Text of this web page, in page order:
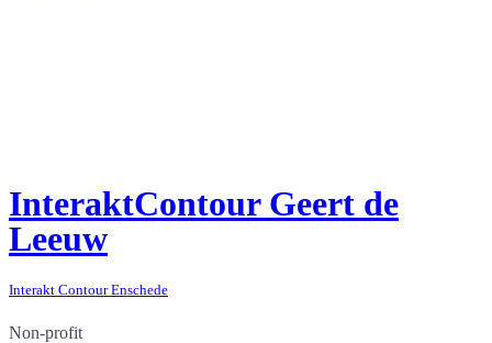
InteraktContour Geert de
Leeuw
Interakt Contour Enschede
Non-profit